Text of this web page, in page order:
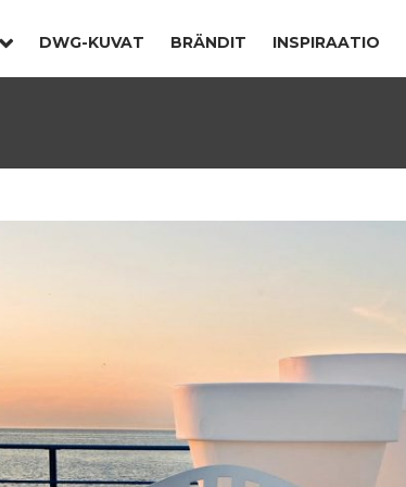
DWG-KUVAT BRÄNDIT INSPIRAATIO